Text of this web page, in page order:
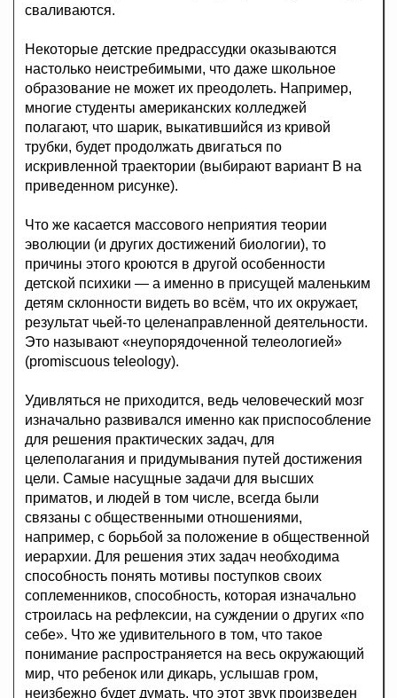
сваливаются.
Некоторые детские предрассудки оказываются
настолько неистребимыми, что даже школьное
образование не может их преодолеть. Например,
многие студенты американских колледжей
полагают, что шарик, выкатившийся из кривой
трубки, будет продолжать двигаться по
искривленной траектории (выбирают вариант B на
приведенном рисунке).
Что же касается массового неприятия теории
эволюции (и других достижений биологии), то
причины этого кроются в другой особенности
детской психики — а именно в присущей маленьким
детям склонности видеть во всём, что их окружает,
результат чьей-то целенаправленной деятельности.
Это называют «неупорядоченной телеологией»
(promiscuous teleology).
Удивляться не приходится, ведь человеческий мозг
изначально развивался именно как приспособление
для решения практических задач, для
целеполагания и придумывания путей достижения
цели. Самые насущные задачи для высших
приматов, и людей в том числе, всегда были
связаны с общественными отношениями,
например, с борьбой за положение в общественной
иерархии. Для решения этих задач необходима
способность понять мотивы поступков своих
соплеменников, способность, которая изначально
строилась на рефлексии, на суждении о других «по
себе». Что же удивительного в том, что такое
понимание распространяется на весь окружающий
мир, что ребенок или дикарь, услышав гром,
неизбежно будет думать, что этот звук произведен